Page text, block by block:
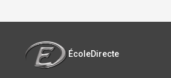
ÉcoleDirecte